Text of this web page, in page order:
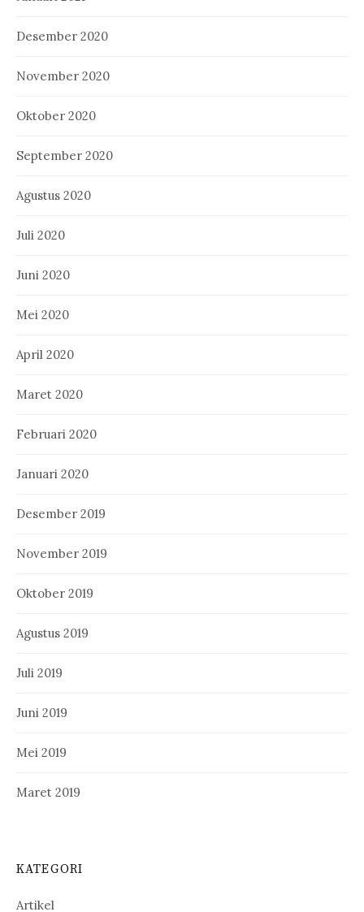
Desember 2020
November 2020
Oktober 2020
September 2020
Agustus 2020
Juli 2020
Juni 2020
Mei 2020
April 2020
Maret 2020
Februari 2020
Januari 2020
Desember 2019
November 2019
Oktober 2019
Agustus 2019
Juli 2019
Juni 2019
Mei 2019
Maret 2019
KATEGORI
Artikel